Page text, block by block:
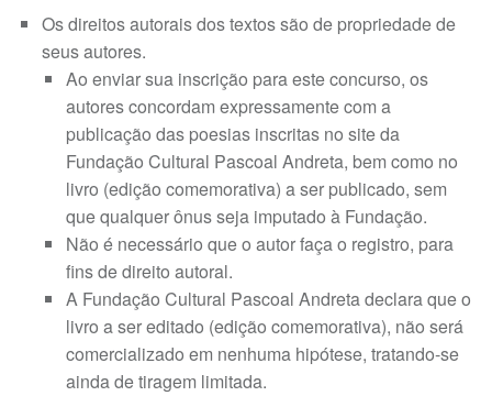
Os direitos autorais dos textos são de propriedade de
seus autores.
Ao enviar sua inscrição para este concurso, os
autores concordam expressamente com a
publicação das poesias inscritas no site da
Fundação Cultural Pascoal Andreta, bem como no
livro (edição comemorativa) a ser publicado, sem
que qualquer ônus seja imputado à Fundação.
Não é necessário que o autor faça o registro, para
fins de direito autoral.
A Fundação Cultural Pascoal Andreta declara que o
livro a ser editado (edição comemorativa), não será
comercializado em nenhuma hipótese, tratando-se
ainda de tiragem limitada.